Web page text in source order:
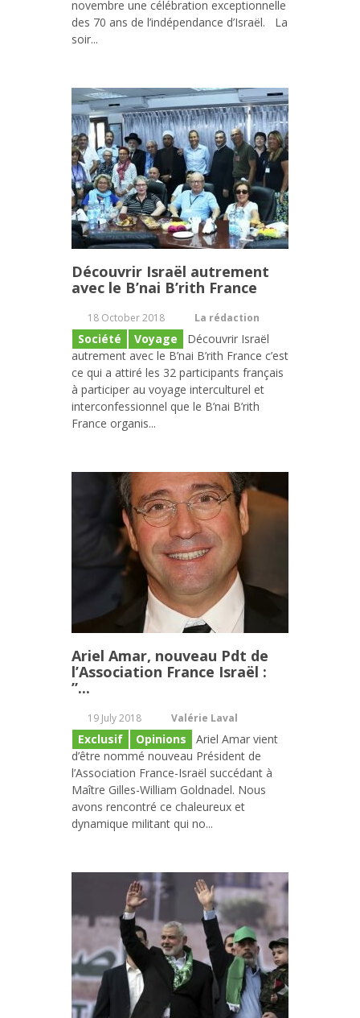
novembre une célébration exceptionnelle
des 70 ans de l’indépendance d’Israël. La
soir...
Découvrir Israël autrement
avec le B’nai B’rith France
18 October 2018 La rédaction
Société Voyage
Découvrir Israël
autrement avec le B’nai B’rith France c’est
ce qui a attiré les 32 participants français
à participer au voyage interculturel et
interconfessionnel que le B’nai B’rith
France organis...
Ariel Amar, nouveau Pdt de
l’Association France Israël :
”...
19 July 2018 Valérie Laval
Exclusif Opinions
Ariel Amar vient
d’être nommé nouveau Président de
l’Association France-Israël succédant à
Maître Gilles-William Goldnadel. Nous
avons rencontré ce chaleureux et
dynamique militant qui no...